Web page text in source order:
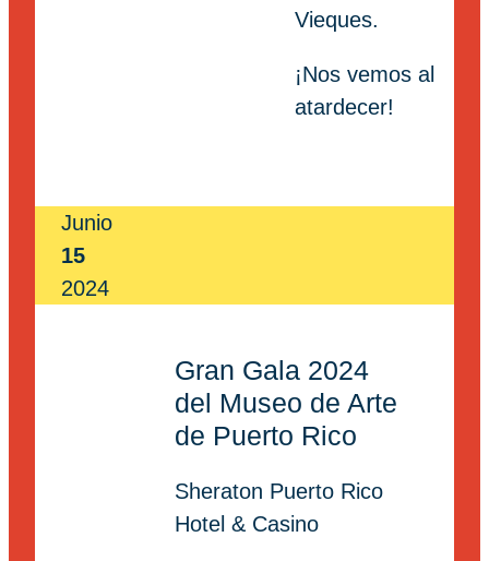
Vieques.
¡Nos vemos al
atardecer!
Junio
15
2024
Gran Gala 2024
del Museo de Arte
de Puerto Rico
Sheraton Puerto Rico
Hotel & Casino